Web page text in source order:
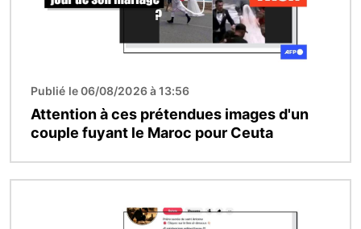
Publié le 06/08/2026 à 13:56
Attention à ces prétendues images d'un
couple fuyant le Maroc pour Ceuta